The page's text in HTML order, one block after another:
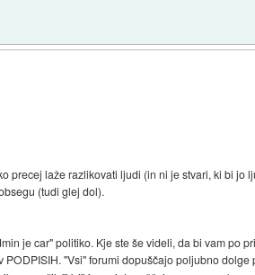
precej laže razlikovati ljudi (in ni je stvari, ki bi jo
(tudi glej dol).
je car" politiko. Kje ste še videli, da bi vam po
"Vsi" forumi dopuščajo poljubno dolge